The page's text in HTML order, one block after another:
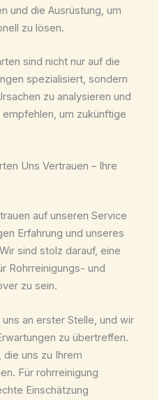
und die Ausrüstung, um
zu lösen.
sind nicht nur auf die
spezialisiert, sondern
zu analysieren und
um zukünftige
Uns Vertrauen – Ihre
auf unseren Service
Erfahrung und unseres
sind stolz darauf, eine
Rohrreinigungs- und
zu sein.
an erster Stelle, und wir
zu übertreffen.
die uns zu Ihrem
Für rohrreinigung
Einschätzung